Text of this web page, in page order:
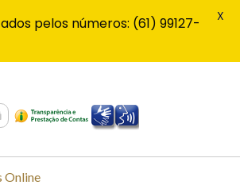
Online
pelos números: (61) 99127-
X